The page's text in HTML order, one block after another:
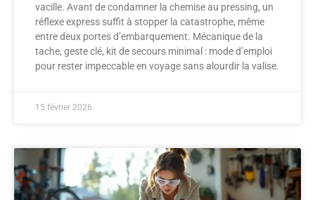
vacille. Avant de condamner la chemise au pressing, un
réflexe express suffit à stopper la catastrophe, même
entre deux portes d’embarquement. Mécanique de la
tache, geste clé, kit de secours minimal : mode d’emploi
pour rester impeccable en voyage sans alourdir la valise.
15 février 2026